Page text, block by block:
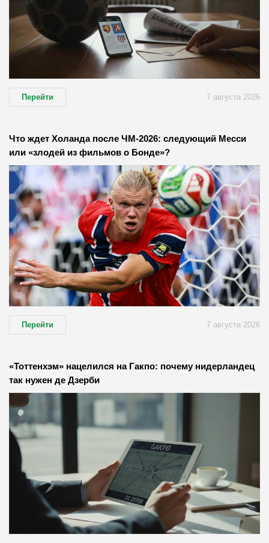
Перейти 7 августа 2026
Что ждет Холанда после ЧМ-2026: следующий Месси
или «злодей из фильмов о Бонде»?
Перейти 7 августа 2026
«Тоттенхэм» нацелился на Гакпо: почему нидерландец
так нужен де Дзерби